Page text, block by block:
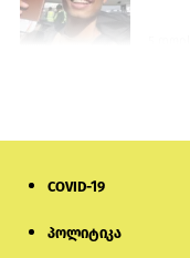
COVID-19
პოლიტიკა